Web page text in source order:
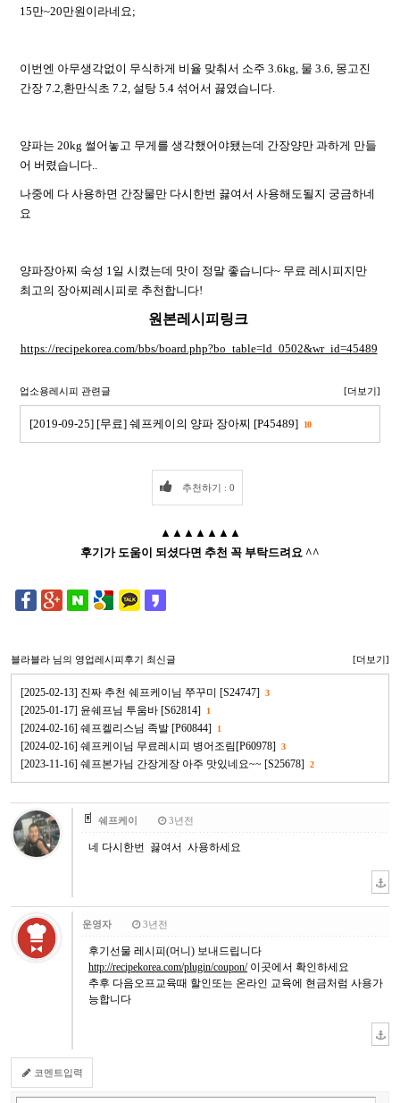
15만~20만원이라네요;
이번엔 아무생각없이 무식하게 비율 맞춰서 소주 3.6kg, 물 3.6, 몽고진
간장 7.2,환만식초 7.2, 설탕 5.4 섞어서 끓였습니다.
양파는 20kg 썰어놓고 무게를 생각했어야됐는데 간장양만 과하게 만들
어 버렸습니다..
나중에 다 사용하면 간장물만 다시한번 끓여서 사용해도될지 궁금하네
요
양파장아찌 숙성 1일 시켰는데 맛이 정말 좋습니다~ 무료 레시피지만
최고의 장아찌레시피로 추천합니다!
원본레시피링크
https://recipekorea.com/bbs/board.php?bo_table=ld_0502&wr_id=45489
업소용레시피 관련글 [더보기]
[2019-09-25] [무료] 쉐프케이의 양파 장아찌 [P45489] 10
추천하기 : 0
▲▲▲▲▲▲▲
후기가 도움이 되셨다면 추천 꼭 부탁드려요 ^^
블라블라 님의 영업레시피후기 최신글 [더보기]
[2025-02-13] 진짜 추천 쉐프케이님 쭈꾸미 [S24747] 3
[2025-01-17] 윤쉐프님 투움바 [S62814] 1
[2024-02-16] 쉐프켈리스님 족발 [P60844] 1
[2024-02-16] 쉐프케이님 무료레시피 병어조림[P60978] 3
[2023-11-16] 쉐프본가님 간장게장 아주 맛있네요~~ [S25678] 2
쉐프케이 3년전
네 다시한번 끓여서 사용하세요
운영자 3년전
후기선물 레시피(머니) 보내드립니다
http://recipekorea.com/plugin/coupon/이곳에서 확인하세요
추후 다음오프교육때 할인또는 온라인 교육에 현금처럼 사용가
능합니다
코멘트입력